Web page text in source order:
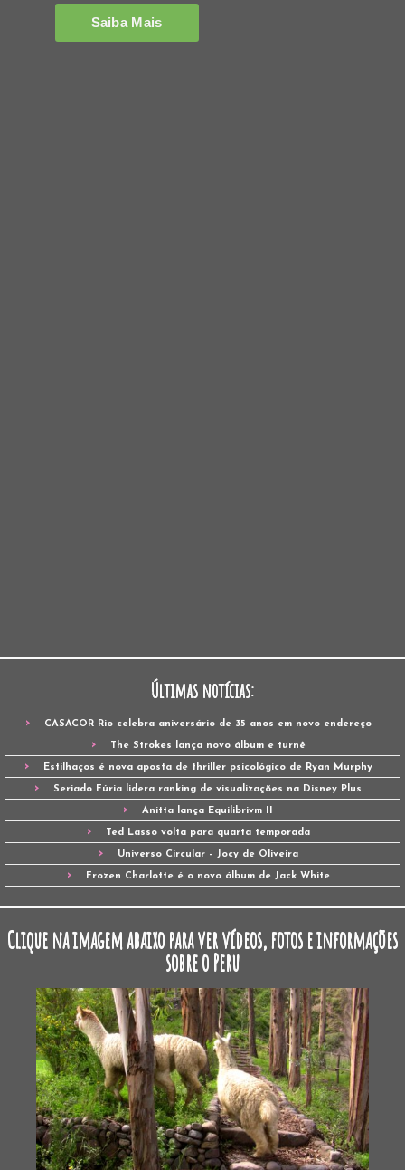
Últimas notícias:
CASACOR Rio celebra aniversário de 35 anos em novo endereço
The Strokes lança novo álbum e turnê
Estilhaços é nova aposta de thriller psicológico de Ryan Murphy
Seriado Fúria lidera ranking de visualizações na Disney Plus
Anitta lança Equilibrivm II
Ted Lasso volta para quarta temporada
Universo Circular – Jocy de Oliveira
Frozen Charlotte é o novo álbum de Jack White
Clique na imagem abaixo para ver vídeos, fotos e informações
sobre o Peru